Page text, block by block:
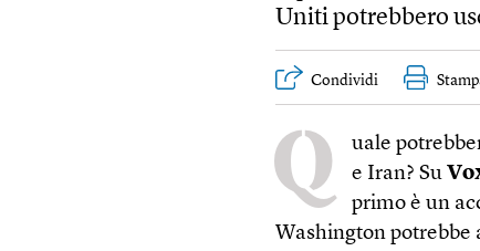
Uniti potrebbero
Condividi
Q
uale
e Iran? Su
primo è un
Washington